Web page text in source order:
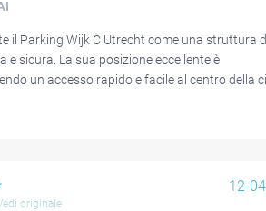
il Parking Wijk C Utrecht come una struttura
sicura. La sua posizione eccellente è
un accesso rapido e facile al centro della
e la funzionalità dell'app fluide e comode sia
importanti per orientarsi nei punti di
sulle funzionalità dell'app mobile.
originale
12-